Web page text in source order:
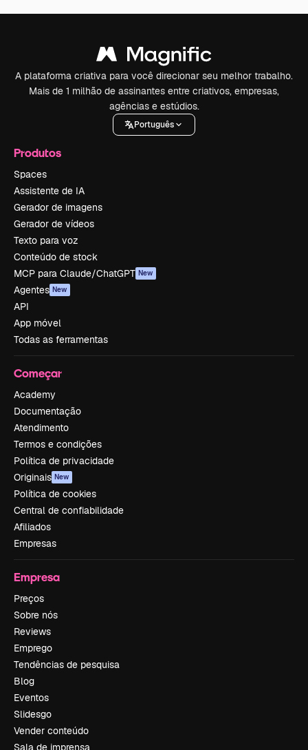
A plataforma criativa para você direcionar seu melhor trabalho.
Mais de 1 milhão de assinantes entre criativos, empresas,
agências e estúdios.
Português
Produtos
Spaces
Assistente de IA
Gerador de imagens
Gerador de vídeos
Texto para voz
Conteúdo de stock
MCP para Claude/ChatGPT New
Agentes New
API
App móvel
Todas as ferramentas
Começar
Academy
Documentação
Atendimento
Termos e condições
Política de privacidade
Originais New
Política de cookies
Central de confiabilidade
Afiliados
Empresas
Empresa
Preços
Sobre nós
Reviews
Emprego
Tendências de pesquisa
Blog
Eventos
Slidesgo
Vender conteúdo
Sala de imprensa